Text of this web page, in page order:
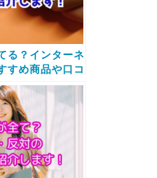
る？インターネ
すめ商品や口コ